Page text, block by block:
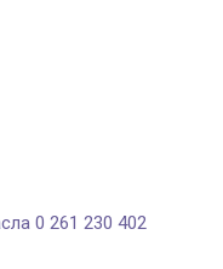
0 261 230 402